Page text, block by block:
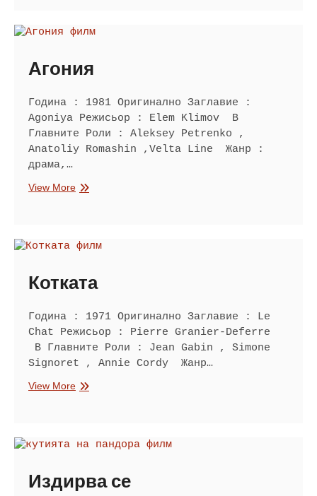
Агония
Година : 1981 Оригинално Заглавие :
Agoniya Режисьор : Elem Klimov В
Главните Роли : Aleksey Petrenko ,
Anatoliy Romashin ,Velta Line Жанр :
драма,…
View MoreАгония
Котката
Година : 1971 Оригинално Заглавие : Le
Chat Режисьор : Pierre Granier-Deferre
В Главните Роли : Jean Gabin , Simone
Signoret , Annie Cordy Жанр…
View MoreКотката
Издирва се